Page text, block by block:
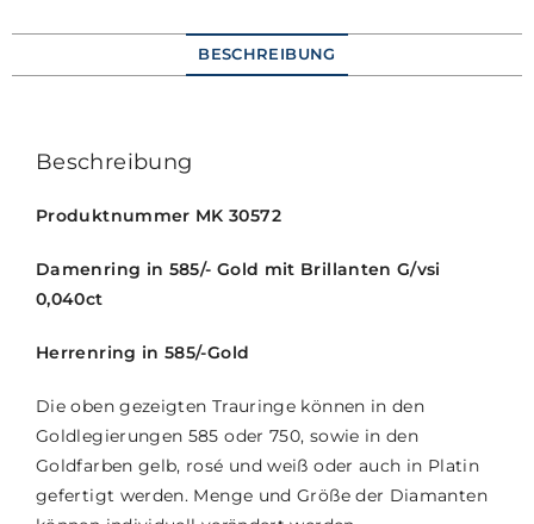
BESCHREIBUNG
Beschreibung
Produktnummer MK 30572
Damenring in 585/- Gold mit Brillanten G/vsi
0,040ct
Herrenring in 585/-Gold
Die oben gezeigten Trauringe können in den
Goldlegierungen 585 oder 750, sowie in den
Goldfarben gelb, rosé und weiß oder auch in Platin
gefertigt werden. Menge und Größe der Diamanten